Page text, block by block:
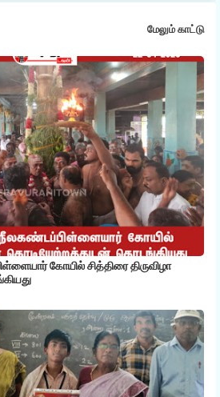
மேலும் காட்டு
கோயில் சித்திரை திருவிழா